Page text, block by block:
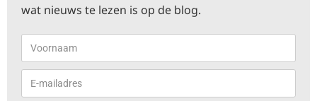
wat nieuws te lezen is op de blog.